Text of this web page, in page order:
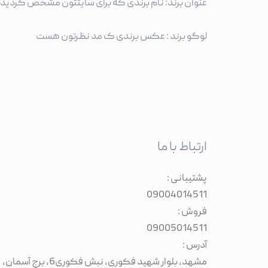
عنوان برند: نام برندی که برای سایتتون مشخص کردید
لوگو برند : عکس برندی ک مد نظرتون هست
ارتباط با ما
پشتیبانی :
09004014511
فروش :
09005014511
آدرس :
مشهد، بلوار شهید فکوری، نبش فکوری6، برج آسمان،